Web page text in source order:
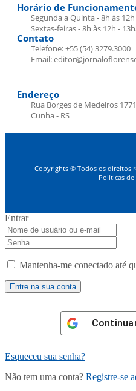
Horário de
Segunda a Quinta - 8h às
Sextas-feiras - 8h às 12h -
Contato
Telefone: +55 (54) 3279.3000
Email:
Endereço
Rua Borges de Medeiros
Cunha - RS
Copyrights © Todos os direitos
Políticas
Entrar
Mantenha-me conectado até
Esqueceu sua senha?
Não tem uma conta? Registre-se